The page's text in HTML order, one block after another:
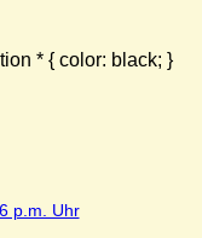
* { color: black; }
p.m. Uhr